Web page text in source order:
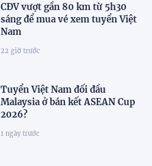
CĐV vượt gần 80 km từ 5h30
sáng để mua vé xem tuyển Việt
Nam
22 giờ trước
Tuyển Việt Nam đối đầu
Malaysia ở bán kết ASEAN Cup
2026?
1 ngày trước